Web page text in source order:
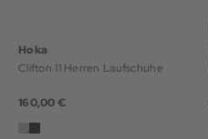
Hoka
Clifton 11 Herren Laufschuhe
160,00 €